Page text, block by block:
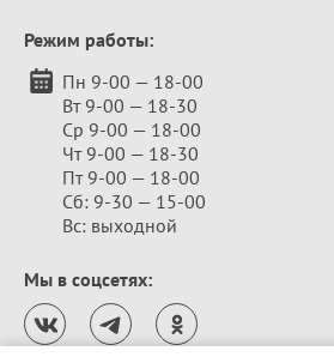
Режим работы:
Пн 9-00 — 18-00
Вт 9-00 — 18-30
Ср 9-00 — 18-00
Чт 9-00 — 18-30
Пт 9-00 — 18-00
Сб: 9-30 — 15-00
Вс: выходной
Мы в соцсетях: